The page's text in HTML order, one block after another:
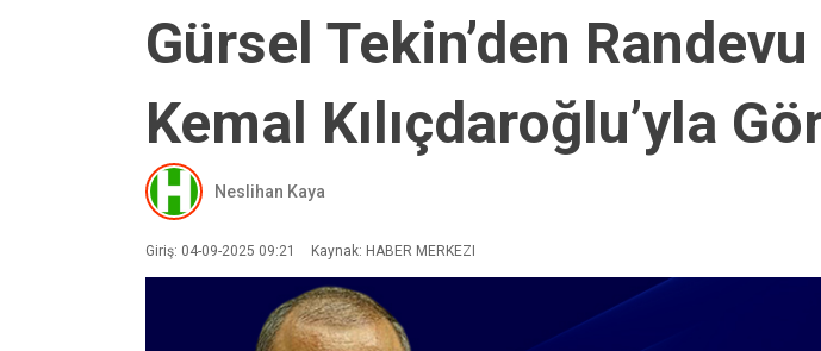
Gürsel Tekin’den
Kemal Kılıçdaroğlu’yla
Neslihan Kaya
Giriş: 04-09-2025 09:21 Kaynak: HABER MERKEZI